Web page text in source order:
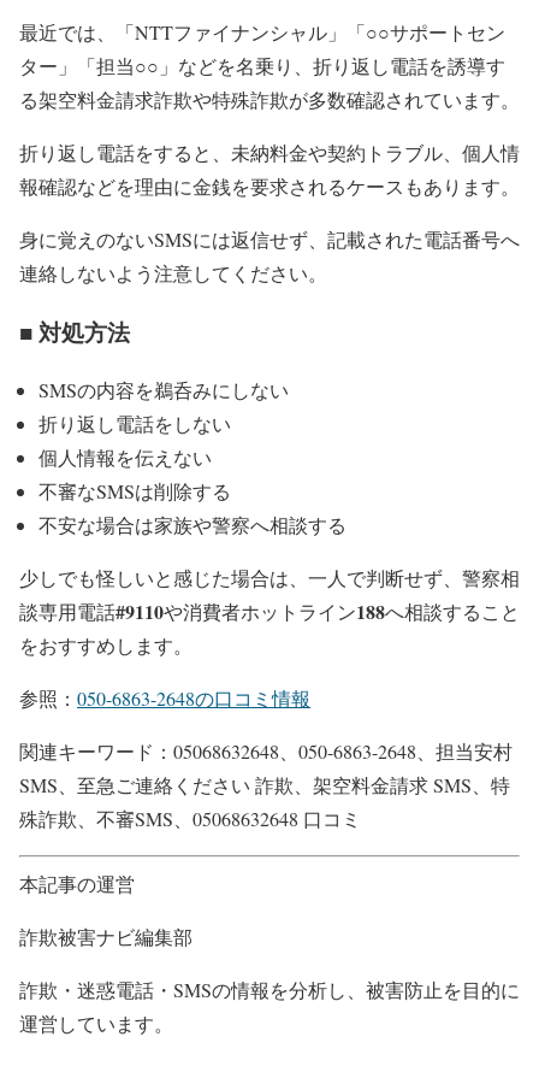
最近では、「NTTファイナンシャル」「○○サポートセン
ター」「担当○○」などを名乗り、折り返し電話を誘導す
る架空料金請求詐欺や特殊詐欺が多数確認されています。
折り返し電話をすると、未納料金や契約トラブル、個人情
報確認などを理由に金銭を要求されるケースもあります。
身に覚えのないSMSには返信せず、記載された電話番号へ
連絡しないよう注意してください。
■ 対処方法
SMSの内容を鵜呑みにしない
折り返し電話をしない
個人情報を伝えない
不審なSMSは削除する
不安な場合は家族や警察へ相談する
少しでも怪しいと感じた場合は、一人で判断せず、警察相
談専用電話#9110や消費者ホットライン188へ相談すること
をおすすめします。
参照： 050-6863-2648の口コミ情報
関連キーワード：05068632648、050-6863-2648、担当安村
SMS、至急ご連絡ください 詐欺、架空料金請求 SMS、特
殊詐欺、不審SMS、05068632648 口コミ
本記事の運営
詐欺被害ナビ編集部
詐欺・迷惑電話・SMSの情報を分析し、被害防止を目的に
運営しています。